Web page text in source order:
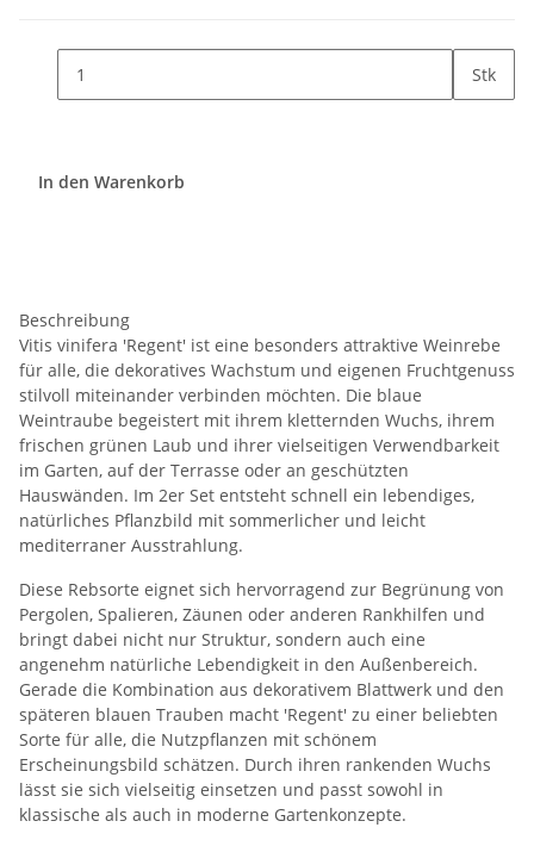
Stk
In den Warenkorb
Beschreibung
Vitis vinifera 'Regent' ist eine besonders attraktive Weinrebe
für alle, die dekoratives Wachstum und eigenen Fruchtgenuss
stilvoll miteinander verbinden möchten. Die blaue
Weintraube begeistert mit ihrem kletternden Wuchs, ihrem
frischen grünen Laub und ihrer vielseitigen Verwendbarkeit
im Garten, auf der Terrasse oder an geschützten
Hauswänden. Im 2er Set entsteht schnell ein lebendiges,
natürliches Pflanzbild mit sommerlicher und leicht
mediterraner Ausstrahlung.
Diese Rebsorte eignet sich hervorragend zur Begrünung von
Pergolen, Spalieren, Zäunen oder anderen Rankhilfen und
bringt dabei nicht nur Struktur, sondern auch eine
angenehm natürliche Lebendigkeit in den Außenbereich.
Gerade die Kombination aus dekorativem Blattwerk und den
späteren blauen Trauben macht 'Regent' zu einer beliebten
Sorte für alle, die Nutzpflanzen mit schönem
Erscheinungsbild schätzen. Durch ihren rankenden Wuchs
lässt sie sich vielseitig einsetzen und passt sowohl in
klassische als auch in moderne Gartenkonzepte.